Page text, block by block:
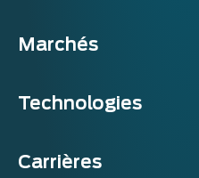
Marchés
Technologies
Carrières